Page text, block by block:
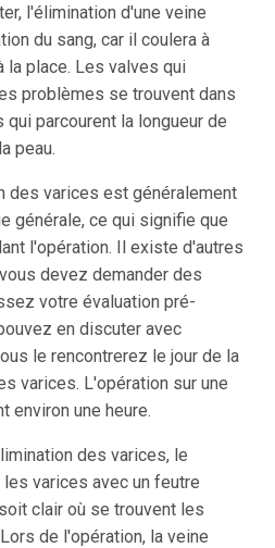
l'élimination d'une veine
du sang, car il coulera à
la place. Les valves qui
problèmes se trouvent dans
parcourent la longueur de
peau.
des varices est généralement
générale, ce qui signifie que
l'opération. Il existe d'autres
devez demander des
votre évaluation pré-
en discuter avec
le rencontrerez le jour de la
varices. L'opération sur une
environ une heure.
des varices, le
varices avec un feutre
clair où se trouvent les
de l'opération, la veine